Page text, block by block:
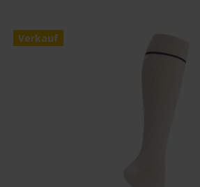
Verkauf